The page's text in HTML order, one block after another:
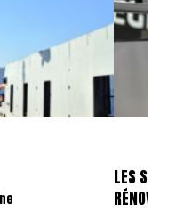
LES
RÉNOVÉS